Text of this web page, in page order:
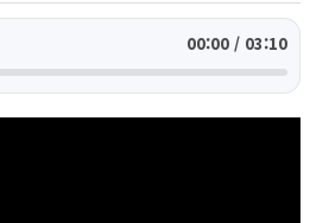
00:00 / 03:10